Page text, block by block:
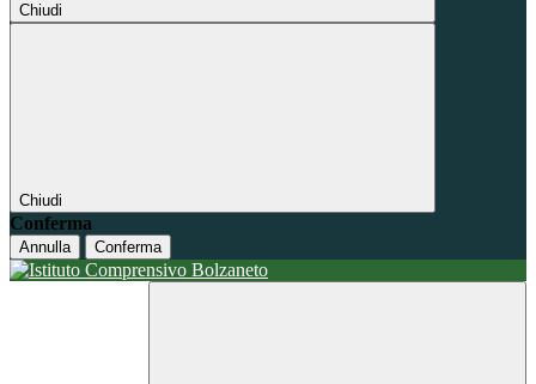
Chiudi
Chiudi
Conferma
Annulla Conferma